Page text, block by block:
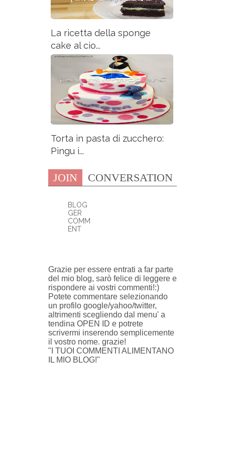
La ricetta della sponge
cake al cio...
Torta in pasta di zucchero:
Pingu i...
JOIN CONVERSATION
BLOG
GER
COMM
ENT
Grazie per essere entrati a far parte
del mio blog, sarò felice di leggere e
rispondere ai vostri commenti!:)
Potete commentare selezionando
un profilo google/yahoo/twitter,
altrimenti scegliendo dal menu' a
tendina OPEN ID e potrete
scrivermi inserendo semplicemente
il vostro nome. grazie!
"I TUOI COMMENTI ALIMENTANO
IL MIO BLOG!"